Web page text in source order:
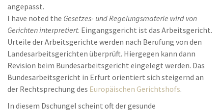
angepasst.
I have noted the Gesetzes- und Regelungsmaterie wird von
Gerichten interpretiert. Eingangsgericht ist das Arbeitsgericht.
Urteile der Arbeitsgerichte werden nach Berufung von den
Landesarbeitsgerichten überprüft. Hiergegen kann dann
Revision beim Bundesarbeitsgericht eingelegt werden. Das
Bundesarbeitsgericht in Erfurt orientiert sich steigernd an
der Rechtsprechung des Europäischen Gerichtshofs.
In diesem Dschungel scheint oft der gesunde